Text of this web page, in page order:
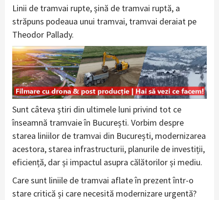
Linii de tramvai rupte, șină de tramvai ruptă, a
străpuns podeaua unui tramvai, tramvai deraiat pe
Theodor Pallady.
Sunt câteva știri din ultimele luni privind tot ce
înseamnă tramvaie în București. Vorbim despre
starea liniilor de tramvai din București, modernizarea
acestora, starea infrastructurii, planurile de investiții,
eficiență, dar și impactul asupra călătorilor și mediu.
Care sunt liniile de tramvai aflate în prezent într-o
stare critică și care necesită modernizare urgentă?